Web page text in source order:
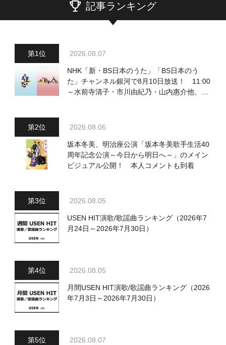
記事ランキング
2026.08.07
NHK「新・BS日本のうた」「BS日本のう
た」チャンネル銀河で8月10日放送！ 11:00
～水前寺清子・市川由紀乃・山内惠介他、
2026.08.06
坂本冬美、明治座公演「坂本冬美歌手生活40
周年記念公演～今日から明日へ～」のメイン
ビジュアル公開！ 本人コメントも到着
2026.08.05
USEN HIT演歌/歌謡曲ランキング（2026年7
月24日～2026年7月30日）
2026.08.05
月間USEN HIT演歌/歌謡曲ランキング（2026
年7月3日～2026年7月30日）
2026.08.07